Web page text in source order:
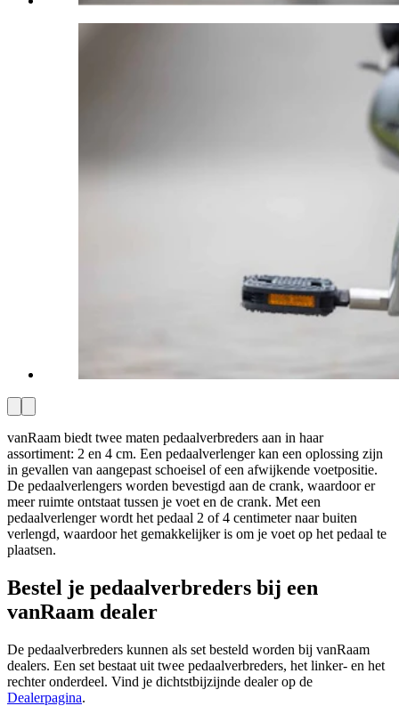
vanRaam biedt twee maten pedaalverbreders aan in haar
assortiment: 2 en 4 cm. Een pedaalverlenger kan een oplossing zijn
in gevallen van aangepast schoeisel of een afwijkende voetpositie.
De pedaalverlengers worden bevestigd aan de crank, waardoor er
meer ruimte ontstaat tussen je voet en de crank. Met een
pedaalverlenger wordt het pedaal 2 of 4 centimeter naar buiten
verlengd, waardoor het gemakkelijker is om je voet op het pedaal te
plaatsen.
Bestel je pedaalverbreders bij een
vanRaam dealer
De pedaalverbreders kunnen als set besteld worden bij vanRaam
dealers. Een set bestaat uit twee pedaalverbreders, het linker- en het
rechter onderdeel. Vind je dichtstbijzijnde dealer op de
Dealerpagina.